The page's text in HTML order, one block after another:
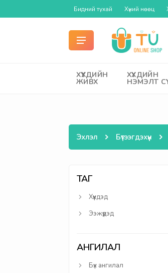
Бидний тухай Хүний нөөц
ХҮҮХДИЙН
ЖИВХ
ХҮҮХДИЙН
НЭМЭЛТ СҮҮ
Эхлэл Бүтээгдэхүүн
ТАГ
Хүүхдэд
Ээжүүдэд
АНГИЛАЛ
Бүх ангилал